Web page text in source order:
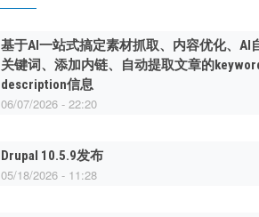
基于AI一站式搞定素材抓取、内容优化、AI
关键词、添加内链、自动提取文章的
description信息
06/07/2026 - 22:20
Drupal 10.5.9发布
05/18/2026 - 11:28